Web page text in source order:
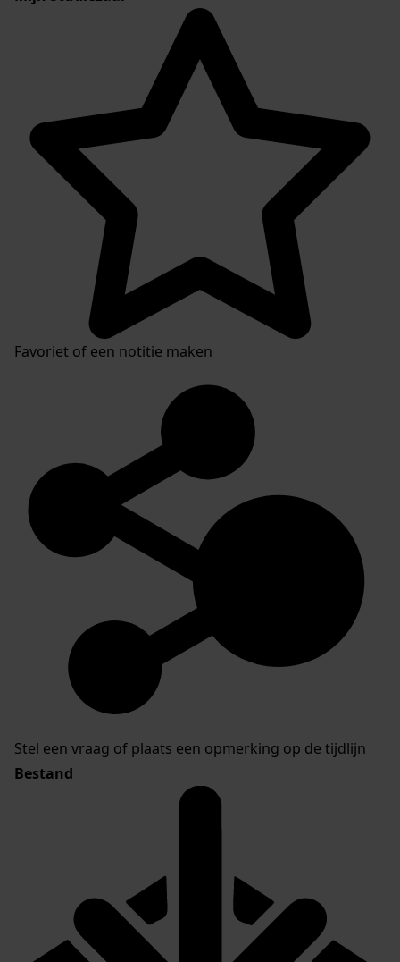
Favoriet of een notitie maken
Stel een vraag of plaats een opmerking op de tijdlijn
Bestand